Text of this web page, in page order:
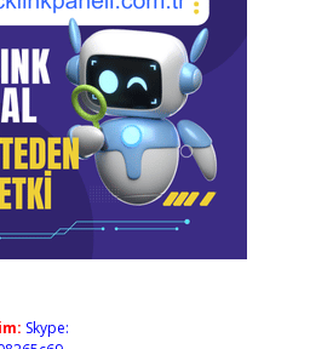
Skype: